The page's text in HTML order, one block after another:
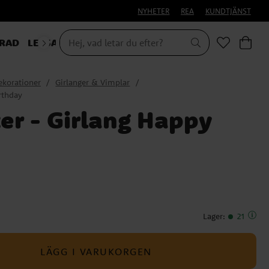
NYHETER REA KUNDTJÄNST
LEKSAKER & PRESENTER
Girlanger & Vimplar
- Girlang Happy
Lager: 21
LÄGG I VARUKORGEN